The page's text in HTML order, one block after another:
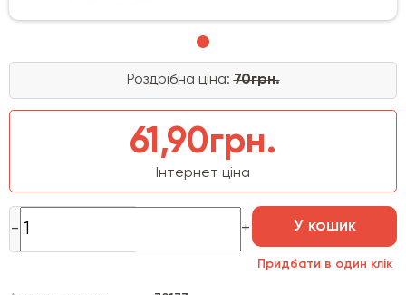
Роздрібна ціна:70грн.
61,90грн.
Інтернет ціна
У кошик
Придбати в один клік